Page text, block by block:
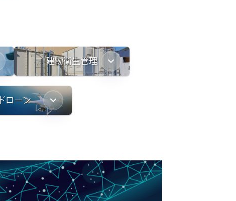
建物衛生管理
ドローン